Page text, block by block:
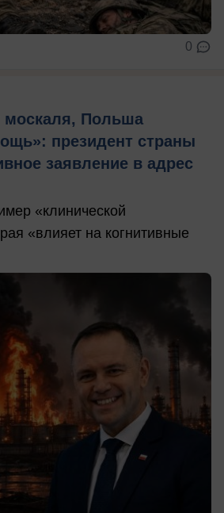
0
москаля, Польша
президент страны
заявление в адрес
«клинической
«влияет на когнитивные